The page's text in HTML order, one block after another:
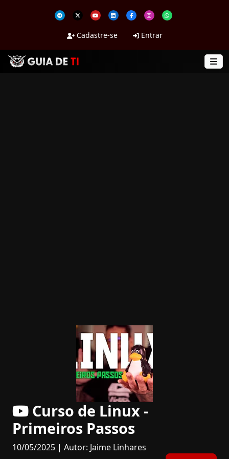
Cadastre-se Entrar
Curso de Linux -
Primeiros Passos
10/05/2025 | Autor: Jaime Linhares